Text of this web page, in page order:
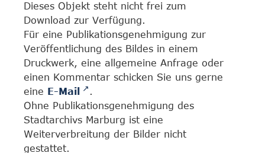
Dieses Objekt steht nicht frei zum
Download zur Verfügung.
Für eine Publikationsgenehmigung zur
Veröffentlichung des Bildes in einem
Druckwerk, eine allgemeine Anfrage oder
einen Kommentar schicken Sie uns gerne
eine E-Mail
.
Ohne Publikationsgenehmigung des
Stadtarchivs Marburg ist eine
Weiterverbreitung der Bilder nicht
gestattet.